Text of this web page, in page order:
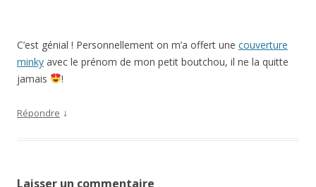
C’est génial ! Personnellement on m’a offert une couverture
minky avec le prénom de mon petit boutchou, il ne la quitte
jamais
!
Répondre ↓
Laisser un commentaire